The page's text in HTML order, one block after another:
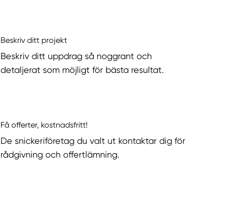
Beskriv ditt projekt
Beskriv ditt uppdrag så noggrant och
detaljerat som möjligt för bästa resultat.
Få offerter, kostnadsfritt!
De snickeriföretag du valt ut kontaktar dig för
rådgivning och offertlämning.